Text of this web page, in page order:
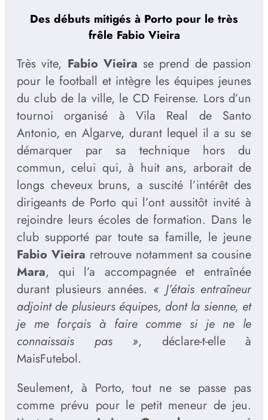
Des débuts mitigés à Porto pour le très
frêle Fabio Vieira
Très vite, Fabio Vieira se prend de passion
pour le football et intègre les équipes jeunes
du club de la ville, le CD Feirense. Lors d’un
tournoi organisé à Vila Real de Santo
Antonio, en Algarve, durant lequel il a su se
démarquer par sa technique hors du
commun, celui qui, à huit ans, arborait de
longs cheveux bruns, a suscité l’intérêt des
dirigeants de Porto qui l’ont aussitôt invité à
rejoindre leurs écoles de formation. Dans le
club supporté par toute sa famille, le jeune
Fabio Vieira retrouve notamment sa cousine
Mara, qui l’a accompagnée et entraînée
durant plusieurs années. « J’étais entraîneur
adjoint de plusieurs équipes, dont la sienne, et
je me forçais à faire comme si je ne le
connaissais pas », déclare-t-elle à
MaisFutebol.
Seulement, à Porto, tout ne se passe pas
comme prévu pour le petit meneur de jeu.